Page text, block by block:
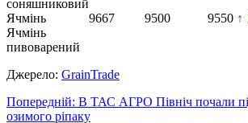
соняшниковий
Ячмінь
9667 9500 9550 ↑
Ячмінь
пивоварений
Джерело: GrainTrade
Навігація
Попередній: В ТАС АГРО Північ почали
озимого ріпаку